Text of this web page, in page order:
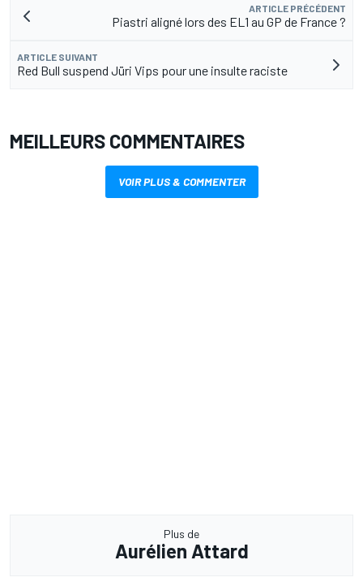
ARTICLE PRÉCÉDENT
Piastri aligné lors des EL1 au GP de France ?
ARTICLE SUIVANT
Red Bull suspend Jüri Vips pour une insulte raciste
MEILLEURS COMMENTAIRES
VOIR PLUS & COMMENTER
Plus de
Aurélien Attard